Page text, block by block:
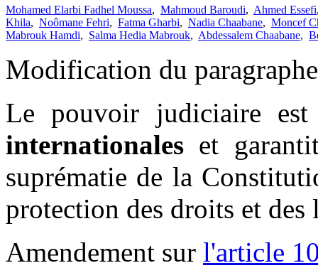
Mohamed Elarbi Fadhel Moussa, Mahmoud Baroudi, Ahmed Essefi
Khila, Noômane Fehri, Fatma Gharbi, Nadia Chaabane, Moncef
Mabrouk Hamdi, Salma Hedia Mabrouk, Abdessalem Chaabane,
Modification du
Le pouvoir judiciaire
internationales et
suprématie de la
protection des droits et des
Amendement sur l'article